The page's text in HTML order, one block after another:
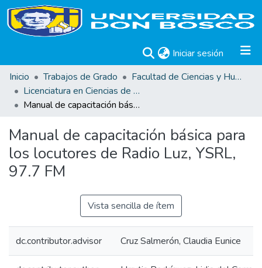
Iniciar sesión (current)
Inicio
Trabajos de Grado
Facultad de Ciencias y Humanidades
Licenciatura en Ciencias de la Comunicación
Manual de capacitación básica para los locutores de Radio Luz, YSRL, 97.7 FM
Manual de capacitación básica para
los locutores de Radio Luz, YSRL,
97.7 FM
Vista sencilla de ítem
dc.contributor.advisor Cruz Salmerón, Claudia Eunice